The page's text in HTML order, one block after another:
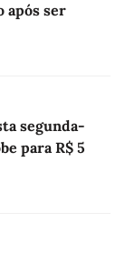
após ser
segunda-
para R$ 5